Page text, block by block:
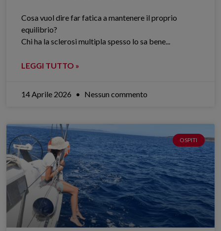
Cosa vuol dire far fatica a mantenere il proprio
equilibrio?
Chi ha la sclerosi multipla spesso lo sa bene.​..
LEGGI TUTTO »
14 Aprile 2026 Nessun commento
OSPITI